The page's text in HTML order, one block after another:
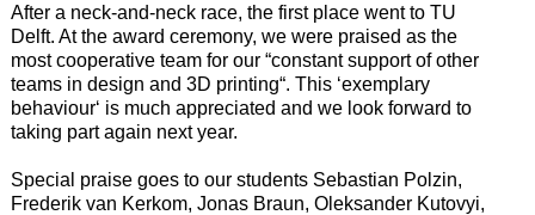
After a neck-and-neck race, the first place went to TU
Delft. At the award ceremony, we were praised as the
most cooperative team for our “constant support of other
teams in design and 3D printing“. This ‘exemplary
behaviour‘ is much appreciated and we look forward to
taking partagain next year.
Special praise goes to our studentsSebastian Polzin,
Frederik van Kerkom, Jonas Braun, Oleksander Kutovyi,